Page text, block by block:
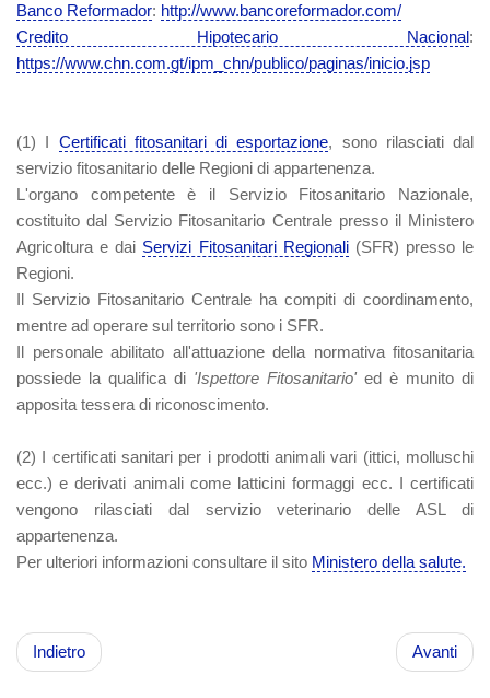
Banco Reformador: http://www.bancoreformador.com/
Credito Hipotecario Nacional:
https://www.chn.com.gt/ipm_chn/publico/paginas/inicio.jsp
(1) I Certificati fitosanitari di esportazione, sono rilasciati dal
servizio fitosanitario delle Regioni di appartenenza.
L'organo competente è il Servizio Fitosanitario Nazionale,
costituito dal Servizio Fitosanitario Centrale presso il Ministero
Agricoltura e dai Servizi Fitosanitari Regionali(SFR) presso le
Regioni.
Il Servizio Fitosanitario Centrale ha compiti di coordinamento,
mentre ad operare sul territorio sono i SFR.
Il personale abilitato all'attuazione della normativa fitosanitaria
possiede la qualifica di 'Ispettore Fitosanitario' ed è munito di
apposita tessera di riconoscimento.
(2) I certificati sanitari per i prodotti animali vari (ittici, molluschi
ecc.) e derivati animali come latticini formaggi ecc. I certificati
vengono rilasciati dal servizio veterinario delle ASL di
appartenenza.
Per ulteriori informazioni consultare il sito Ministero della salute.
Indietro Avanti